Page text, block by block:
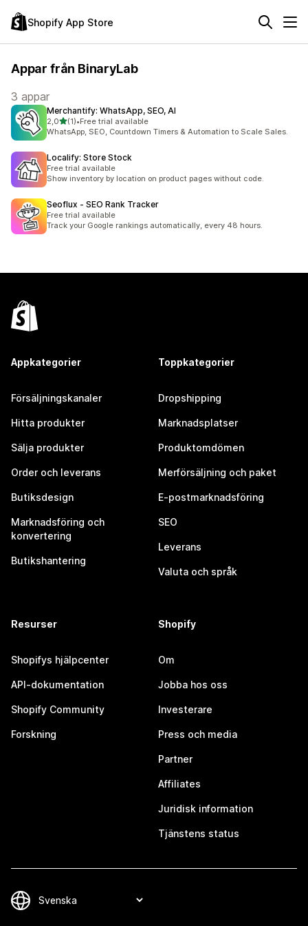
Shopify App Store
Appar från BinaryLab
3 appar
Merchantify: WhatsApp, SEO, AI
2,0av 5 stjärnor
(1)
1 recensioner totalt
•Free trial available
WhatsApp, SEO, Countdown Timers & Automation to Scale Sales.
Localify: Store Stock
Free trial available
Show inventory by location on product pages without code.
Seoflux ‑ SEO Rank Tracker
Free trial available
Track your Google rankings automatically, every 48 hours.
Appkategorier
Försäljningskanaler
Hitta produkter
Sälja produkter
Order och leverans
Butiksdesign
Marknadsföring och
konvertering
Butikshantering
Toppkategorier
Dropshipping
Marknadsplatser
Produktomdömen
Merförsäljning och paket
E-postmarknadsföring
SEO
Leverans
Valuta och språk
Resurser
Shopifys hjälpcenter
API-dokumentation
Shopify Community
Forskning
Shopify
Om
Jobba hos oss
Investerare
Press och media
Partner
Affiliates
Juridisk information
Tjänstens status